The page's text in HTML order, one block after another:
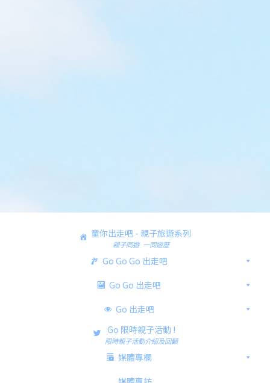
童你出走吧 - 親子旅遊系列
親子同遊 一同遊歷
Go Go Go 出走吧
Go Go 出走吧
Go 出走吧
Go 限時親子活動 !
限時親子活動介紹及回顧
媒體專欄